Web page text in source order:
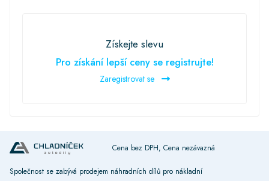
Získejte slevu
Pro získání lepší ceny se registrujte!
Zaregistrovat se
Cena bez DPH, Cena nezávazná
Společnost se zabývá prodejem náhradních dílů pro nákladní